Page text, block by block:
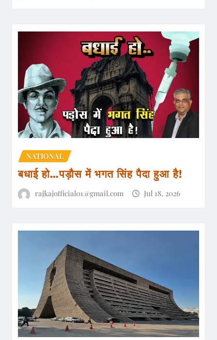
NATIONAL
बधाई हो…पड़ौस में भगत सिंह पैदा हुआ है!
rajkajofficial01@gmail.com Jul 18, 2026